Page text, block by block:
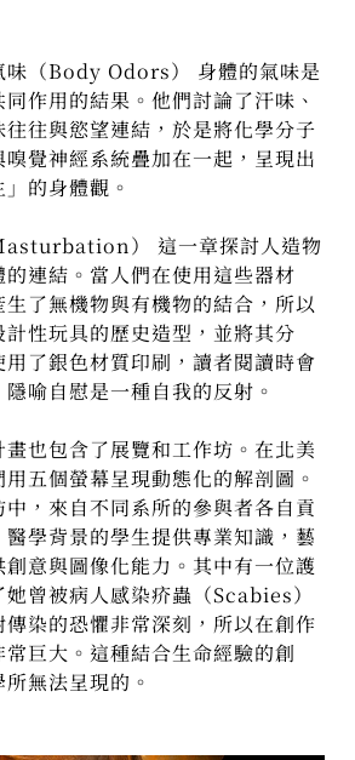
味（Body Odors） 身體的氣味是
作用的結果。他們討論了汗味、
往與慾望連結，於是將化學分子
覺神經系統疊加在一起，呈現出
的身體觀。
） 這一章探討人造物
的連結。當人們在使用這些器材
了無機物與有機物的結合，所以
性玩具的歷史造型，並將其分
了銀色材質印刷，讀者閱讀時會
喻自慰是一種自我的反射。
也包含了展覽和工作坊。在北美
五個螢幕呈現動態化的解剖圖。
，來自不同系所的參與者各自貢
學背景的學生提供專業知識，藝
意與圖像化能力。其中有一位護
曾被病人感染疥蟲（Scabies）
染的恐懼非常深刻，所以在創作
巨大。這種結合生命經驗的創
無法呈現的。